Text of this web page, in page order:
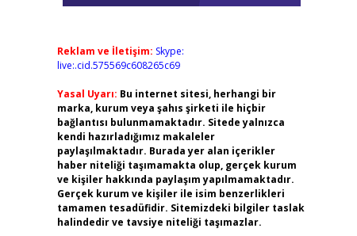
Reklam ve İletişim: Skype:
live:.cid.575569c608265c69
Yasal Uyarı: Bu internet sitesi, herhangi bir
marka, kurum veya şahıs şirketi ile hiçbir
bağlantısı bulunmamaktadır. Sitede yalnızca
kendi hazırladığımız makaleler
paylaşılmaktadır. Burada yer alan içerikler
haber niteliği taşımamakta olup, gerçek kurum
ve kişiler hakkında paylaşım yapılmamaktadır.
Gerçek kurum ve kişiler ile isim benzerlikleri
tamamen tesadüfidir. Sitemizdeki bilgiler taslak
halindedir ve tavsiye niteliği taşımazlar.